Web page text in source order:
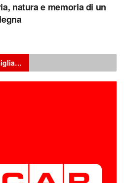
natura e memoria di un